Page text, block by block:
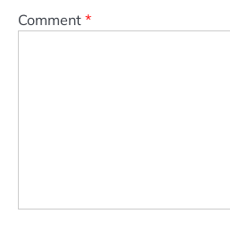
Comment *